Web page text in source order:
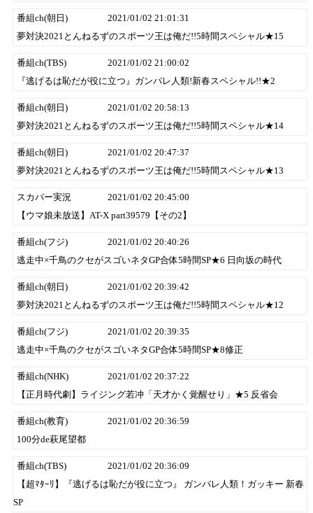
番組ch(朝日)
2021/01/02 21:01:31
夢対決2021とんねるずのスポーツ王は俺だ!!5時間スペシャル★15
番組ch(TBS)
2021/01/02 21:00:02
『逃げるは恥だが役に立つ』ガンバレ人類!新春スペシャル!!★2
番組ch(朝日)
2021/01/02 20:58:13
夢対決2021とんねるずのスポーツ王は俺だ!!5時間スペシャル★14
番組ch(朝日)
2021/01/02 20:47:37
夢対決2021とんねるずのスポーツ王は俺だ!!5時間スペシャル★13
スカパー実況
2021/01/02 20:45:00
【ウマ娘未放送】AT-X part39579【その2】
番組ch(フジ)
2021/01/02 20:40:26
逃走中×千鳥のクセがスゴいネタGP合体5時間SP★6 日向坂の時代
番組ch(朝日)
2021/01/02 20:39:42
夢対決2021とんねるずのスポーツ王は俺だ!!5時間スペシャル★12
番組ch(フジ)
2021/01/02 20:39:35
逃走中×千鳥のクセがスゴいネタGP合体5時間SP★8修正
番組ch(NHK)
2021/01/02 20:37:22
【正月時代劇】ライジング若冲「天才かく覚醒せり」★5 反省会
番組ch(教育)
2021/01/02 20:36:59
100分de萩尾望都
番組ch(TBS)
2021/01/02 20:36:09
【超ﾏﾀｰﾘ】『逃げるは恥だが役に立つ』 ガンバレ人類！ガッキー 新春
SP